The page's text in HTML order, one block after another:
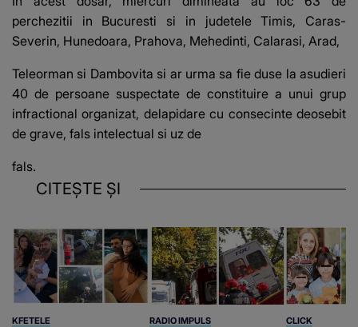
perchezitii in Bucuresti si in judetele Timis, Caras-
Severin, Hunedoara, Prahova, Mehedinti, Calarasi, Arad,
Teleorman si Dambovita si ar urma sa fie duse la asudieri
40 de persoane suspectate de constituire a unui grup
infractional organizat, delapidare cu consecinte deosebit
de grave, fals intelectual si uz de
fals.
CITEȘTE ȘI
KFETELE RADIO IMPULS CLICK